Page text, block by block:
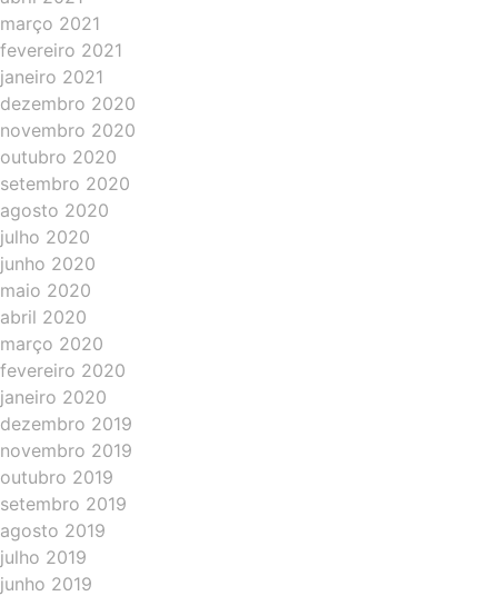
março 2021
fevereiro 2021
janeiro 2021
dezembro 2020
novembro 2020
outubro 2020
setembro 2020
agosto 2020
julho 2020
junho 2020
maio 2020
abril 2020
março 2020
fevereiro 2020
janeiro 2020
dezembro 2019
novembro 2019
outubro 2019
setembro 2019
agosto 2019
julho 2019
junho 2019